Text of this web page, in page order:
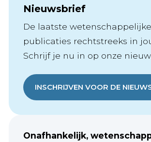
Nieuwsbrief
De laatste wetenschappelijke
publicaties rechtstreeks in
Schrijf je nu in op onze
INSCHRIJVEN VOOR DE
Onafhankelijk,